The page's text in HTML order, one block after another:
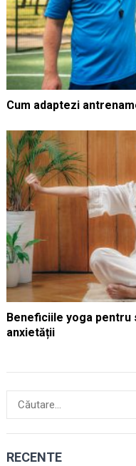
Cum adaptezi
Beneficiile yoga
anxietății
Caută
RECENTE